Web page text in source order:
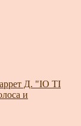
Д. "IO TI
и